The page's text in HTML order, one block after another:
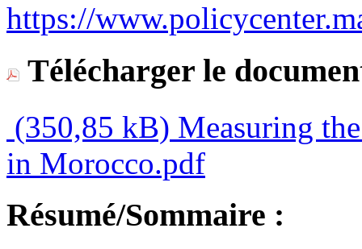
https://
Télécharger le
(350,85 kB) Measuring
in Morocco.pdf
Résumé/Sommaire :